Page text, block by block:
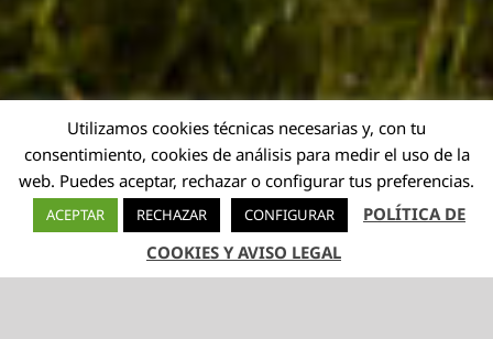
Utilizamos cookies técnicas necesarias y, con tu
consentimiento, cookies de análisis para medir el uso de la
web. Puedes aceptar, rechazar o configurar tus preferencias.
ACEPTAR RECHAZAR CONFIGURAR
POLÍTICA DE
COOKIES Y AVISO LEGAL